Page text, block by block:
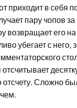
приходит в себя
пару чопов
возвращает его на
убегает с него,
отсчету. Сложно